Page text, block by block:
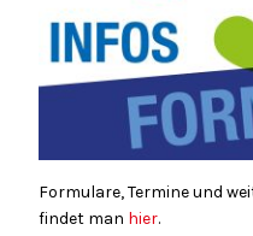
Formulare, Termine und
findet man hier.